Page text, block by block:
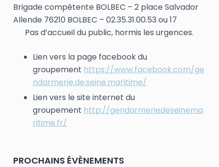
Brigade compétente BOLBEC – 2 place Salvador
Allende 76210 BOLBEC – 02.35.31.00.53 ou 17
Pas d’accueil du public, hormis les urgences.
Lien vers la page facebook du
groupement https://www.facebook.com/ge
ndarmerie.de.seine.maritime/
Lien vers le site internet du
groupement http://gendarmeriedeseinema
ritime.fr/
PROCHAINS ÉVÈNEMENTS